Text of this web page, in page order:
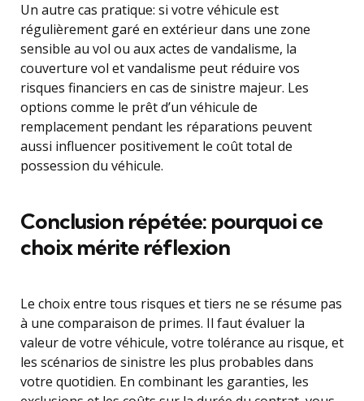
Un autre cas pratique: si votre véhicule est
régulièrement garé en extérieur dans une zone
sensible au vol ou aux actes de vandalisme, la
couverture vol et vandalisme peut réduire vos
risques financiers en cas de sinistre majeur. Les
options comme le prêt d’un véhicule de
remplacement pendant les réparations peuvent
aussi influencer positivement le coût total de
possession du véhicule.
Conclusion répétée: pourquoi ce
choix mérite réflexion
Le choix entre tous risques et tiers ne se résume pas
à une comparaison de primes. Il faut évaluer la
valeur de votre véhicule, votre tolérance au risque, et
les scénarios de sinistre les plus probables dans
votre quotidien. En combinant les garanties, les